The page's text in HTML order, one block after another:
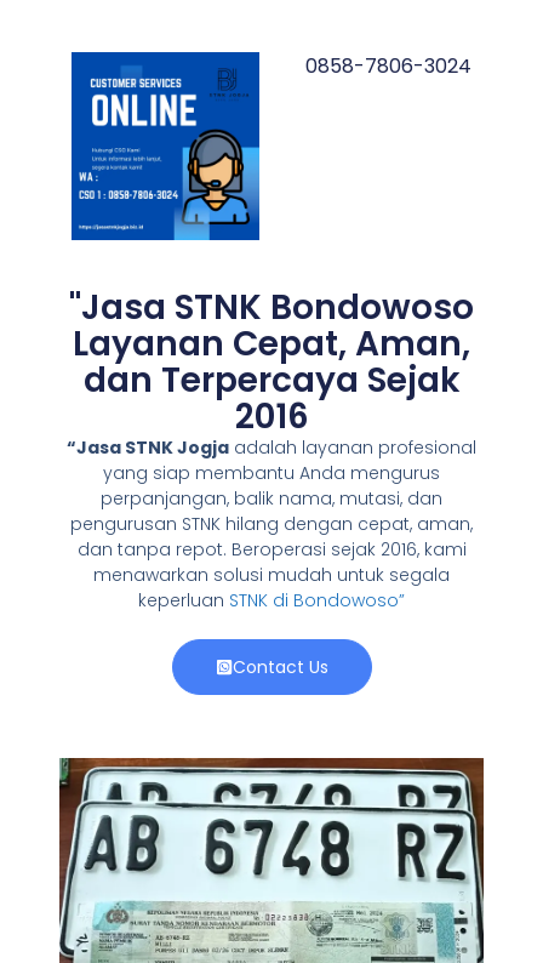
0858-7806-3024
"Jasa STNK Bondowoso
Layanan Cepat, Aman,
dan Terpercaya Sejak
2016
“Jasa STNK Jogja adalah layanan profesional
yang siap membantu Anda mengurus
perpanjangan, balik nama, mutasi, dan
pengurusan STNK hilang dengan cepat, aman,
dan tanpa repot. Beroperasi sejak 2016, kami
menawarkan solusi mudah untuk segala
keperluan STNK di Bondowoso”
Contact Us